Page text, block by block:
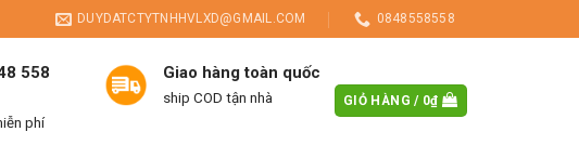
DUYDATCTYTNHHVLXD@GMAIL.COM 0848558558
558
phí
Giao hàng toàn quốc
ship COD tận nhà GIỎ HÀNG / 0₫